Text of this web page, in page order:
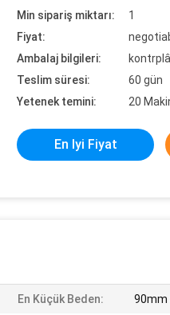
Min sipariş miktarı:
1
Fiyat:
Ambalaj bilgileri:
Teslim süresi:
60 gün
Yetenek temini:
20
En Iyi Fiyat
En Küçük Beden: 90mm